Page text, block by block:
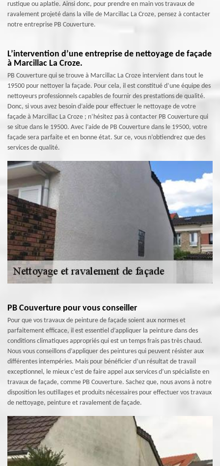
rustique ou aplatie. Ainsi donc, pour prendre en main vos travaux de
ravalement projeté dans la ville de Marcillac La Croze, pensez à contacter
notre entreprise PB Couverture.
L’intervention d’une entreprise de nettoyage de façade
à Marcillac La Croze.
PB Couverture qui se trouve à Marcillac La Croze intervient dans tout le
19500 pour nettoyer la façade. Pour cela, il est constitué d’une équipe des
nettoyeurs professionnels capables de fournir des prestations de qualité.
Donc, si vous avez besoin d’aide pour effectuer le nettoyage de votre
façade à Marcillac La Croze ; n’hésitez pas à contacter PB Couverture qui
se situe dans le 19500. Avec l’aide de PB Couverture dans le 19500, votre
façade sera parfaite et en bonne état. Sur ce, vous n’obtiendrez que des
services de qualité.
PB Couverture pour vous conseiller
Pour que vos travaux de peinture de façade soient aux normes et
parfaitement efficace, il est essentiel d’appliquer la peinture dans des
conditions climatiques appropriés qui est un temps frais pas très chaud.
Nous vous conseillons d’appliquer des peintures qui peuvent résister aux
différentes intempéries. Mais pour bénéficier d’un résultat de travail
exceptionnel, le mieux c’est de faire appel aux services d’un spécialiste en
travaux de façade, comme PB Couverture. Sachez que, nous avons à notre
disposition les outillages et produits nécessaires pour effectuer vos travaux
de nettoyage, peinture et ravalement de façade.